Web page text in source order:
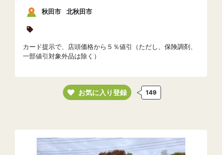
秋田市 北秋田市
カード提示で、店頭価格から５％値引（ただし、保険調剤、
一部値引対象外品は除く）
お気に入り登録 149